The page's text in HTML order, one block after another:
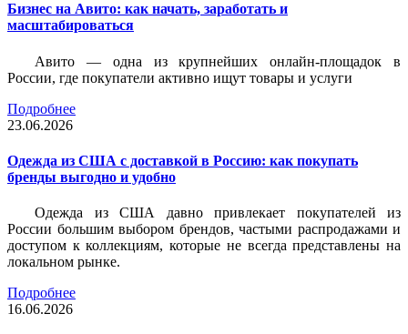
Бизнес на Авито: как начать, заработать и
масштабироваться
Авито — одна из крупнейших онлайн-площадок в
России, где покупатели активно ищут товары и услуги
Подробнее
23.06.2026
Одежда из США с доставкой в Россию: как покупать
бренды выгодно и удобно
Одежда из США давно привлекает покупателей из
России большим выбором брендов, частыми распродажами и
доступом к коллекциям, которые не всегда представлены на
локальном рынке.
Подробнее
16.06.2026